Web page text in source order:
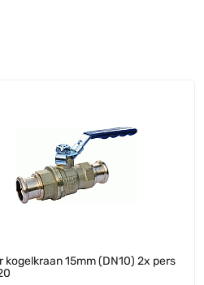
kogelkraan 15mm (DN10) 2x pers